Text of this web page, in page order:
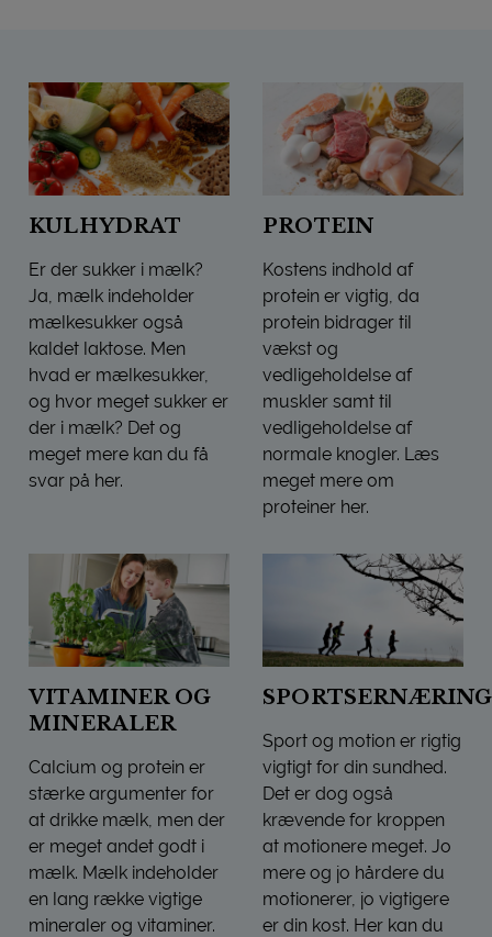
KULHYDRAT
Er der sukker i mælk?
Ja, mælk indeholder
mælkesukker også
kaldet laktose. Men
hvad er mælkesukker,
og hvor meget sukker er
der i mælk? Det og
meget mere kan du få
svar på her.
PROTEIN
Kostens indhold af
protein er vigtig, da
protein bidrager til
vækst og
vedligeholdelse af
muskler samt til
vedligeholdelse af
normale knogler. Læs
meget mere om
proteiner her.
VITAMINER OG
MINERALER
Calcium og protein er
stærke argumenter for
at drikke mælk, men der
er meget andet godt i
mælk. Mælk indeholder
en lang række vigtige
mineraler og vitaminer.
SPORTSERNÆRING
Sport og motion er rigtig
vigtigt for din sundhed.
Det er dog også
krævende for kroppen
at motionere meget. Jo
mere og jo hårdere du
motionerer, jo vigtigere
er din kost. Her kan du